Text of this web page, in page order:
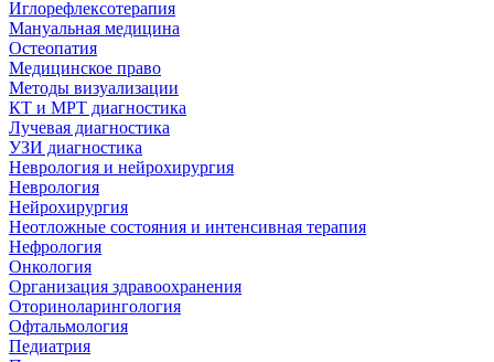
Иглорефлексотерапия
Мануальная медицина
Остеопатия
Медицинское право
Методы визуализации
КТ и МРТ диагностика
Лучевая диагностика
УЗИ диагностика
Неврология и нейрохирургия
Неврология
Нейрохирургия
Неотложные состояния и интенсивная терапия
Нефрология
Онкология
Организация здравоохранения
Оториноларингология
Офтальмология
Педиатрия